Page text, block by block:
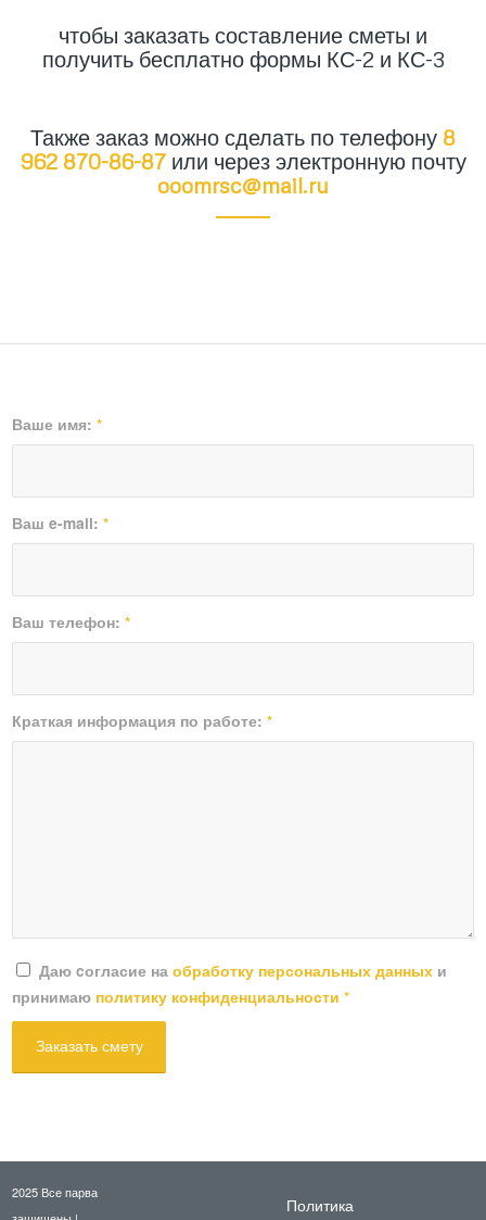
чтобы заказать составление сметы и
получить бесплатно формы КС-2 и КС-3
Также заказ можно сделать по телефону 8
962 870-86-87или через электронную почту
ooomrsc@mail.ru
Ваше имя:*
Ваш e-mail:*
Ваш телефон:*
Краткая информация по работе:*
Даю cогласие наобработку персональных данных и
принимаю политику конфиденциальности *
2025 Все парва
Политика